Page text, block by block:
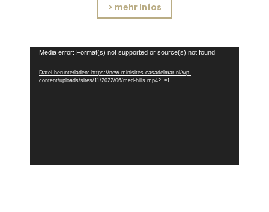
> mehr Infos
Video-
Media error: Format(s) not supported or source(s) not found
Datei herunterladen: https://new.minisites.casadelmar.nl/wp-
content/uploads/sites/11/2022/06/med-hills.mp4?_=1